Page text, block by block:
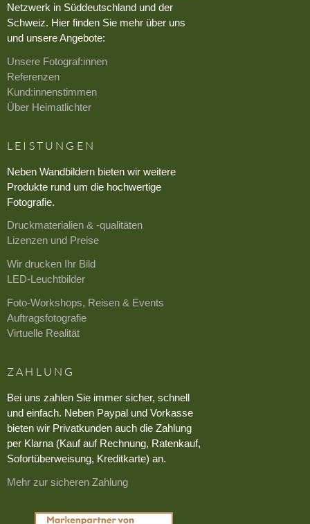
Netzwerk in Süddeutschland und der
Schweiz. Hier finden Sie mehr über uns
und unsere Angebote:
Unsere Fotograf:innen
Referenzen
Kund:innenstimmen
Über Heimatlichter
LEISTUNGEN
Neben Wandbildern bieten wir weitere
Produkte rund um die hochwertige
Fotografie.
Druckmaterialien & -qualitäten
Lizenzen und Preise
Wir drucken Ihr Bild
LED-Leuchtbilder
Foto-Workshops, Reisen & Events
Auftragsfotografie
Virtuelle Realität
ZAHLUNG
Bei uns zahlen Sie immer sicher, schnell
und einfach. Neben Paypal und Vorkasse
bieten wir Privatkunden auch die Zahlung
per Klarna (Kauf auf Rechnung, Ratenkauf,
Sofortüberweisung, Kreditkarte) an.
Mehr zur sicheren Zahlung